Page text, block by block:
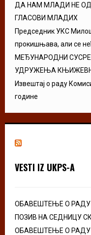
ДА НАМ МЛАДИ НЕ
ГЛАСОВИ МЛАДИХ
Председник УКС
прокишњава, али се
МЕЂУНАРОДНИ
УДРУЖЕЊА
Извештај о раду
године
VESTI IZ UKPS-A
ОБАВЕШТЕЊЕ О РАДУ
ПОЗИВ НА СЕДНИЦУ
ОБАВЕШТЕЊЕ О РАДУ